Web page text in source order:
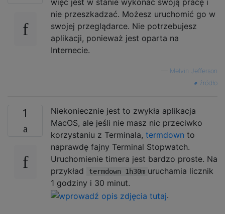
więc jest w stanie wykonać swoją pracę i
nie przeszkadzać. Możesz uruchomić go w
swojej przeglądarce. Nie potrzebujesz
aplikacji, ponieważ jest oparta na
Internecie.
Melvin Jefferson
źródło
1
Niekoniecznie jest to zwykła aplikacja
MacOS, ale jeśli nie masz nic przeciwko
korzystaniu z Terminala, termdown to
naprawdę fajny Terminal Stopwatch.
Uruchomienie timera jest bardzo proste. Na
przykład
termdown 1h30m uruchamia licznik
1 godziny i 30 minut.
.